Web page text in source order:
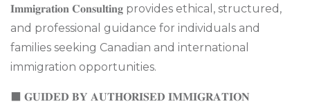
𝐈𝐦𝐦𝐢𝐠𝐫𝐚𝐭𝐢𝐨𝐧 𝐂𝐨𝐧𝐬𝐮𝐥𝐭𝐢𝐧𝐠 provides ethical, structured,
and professional guidance for individuals and
families seeking Canadian and international
immigration opportunities.
⬛ 𝐆𝐔𝐈𝐃𝐄𝐃 𝐁𝐘 𝐀𝐔𝐓𝐇𝐎𝐑𝐈𝐒𝐄𝐃 𝐈𝐌𝐌𝐈𝐆𝐑𝐀𝐓𝐈𝐎𝐍